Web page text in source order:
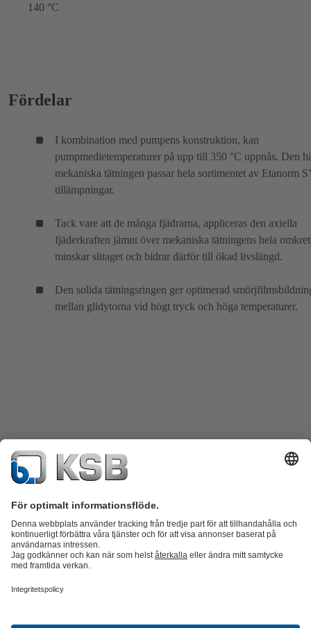
140 °C
Fördelar
I kombination med pumpens konstruktion, kan
pumpmedietemperaturer på upp till 350 °C uppnås. Den
mekaniska tätningen passar hela sortimentet av Etanorm
tillämpningar.
Tack vare att de många fjädrarna, appliceras den axiella
fjäderkraften jämnt över mekaniska tätningens hela
minskar slitaget och bidrar därför till ökad livslängd.
Den solida tätningsringen ger optimerad
mellan glidytorna vid högt tryck och höga temperaturer.